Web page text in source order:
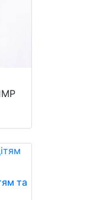
та